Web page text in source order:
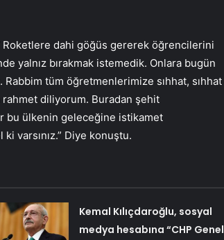
Roketlere dahi göğüs gererek öğrencilerini
yalnız bırakmak istemedik. Onlara bugün
tüm öğretmenlerimize sıhhat, sıhhat
diliyorum. Buradan şehit
bu ülkenin geleceğine istikamet
varsınız.” Diye konuştu.
Kemal Kılıçdaroğlu, sosyal
medya hesabına “CHP Genel